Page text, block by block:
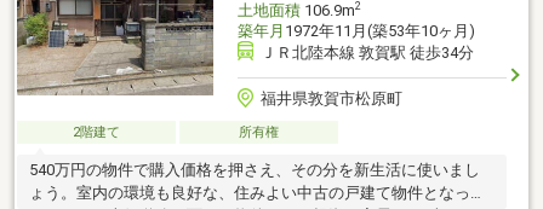
土地面積106.9m2
築年月 1972年11月(築53年10ヶ月)
ＪＲ北陸本線 敦賀駅 徒歩34分
福井県敦賀市松原町
2階建て 所有権
540万円の物件で購入価格を押さえ、その分を新生活に使いまし
ょう。室内の環境も良好な、住みよい中古の戸建て物件となって